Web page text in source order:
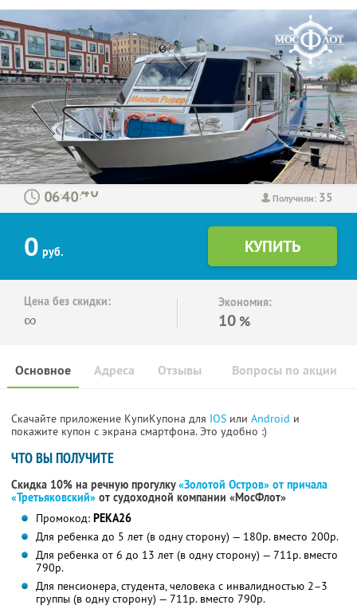
Получили: 35
: :
0 руб.
Цена без скидки:
∞
Экономия:
10 %
Основное Отзывы Вопросы по акции
Адреса
Скачайте приложение КупиКупона для IOS или Android и
покажите купон с экрана смартфона. Это удобно :)
ЧТО ВЫ ПОЛУЧИТЕ
Скидка 10% на речную прогулку«Золотой Остров» от причала
«Третьяковский» от судоходной компании «МосФлот»
Промокод: РЕКА26
Для ребенка до 5 лет (в одну сторону) — 180р. вместо 200р.
Для ребенка от 6 до 13 лет (в одну сторону) — 711р. вместо
790р.
Для пенсионера, студента, человека с инвалидностью 2–3
группы (в одну сторону) — 711р. вместо 790р.